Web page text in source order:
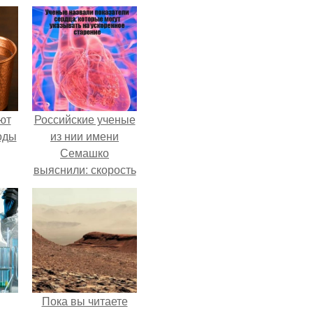
Российские ученые
из нии имени
Семашко
выяснили: скорость
старения напрямую
зависит от
состояния сосудов
и работы сердца.
Пока вы читаете